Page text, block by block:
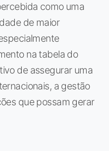
como uma
de maior
na tabela do
de assegurar uma
a gestão
que possam gerar